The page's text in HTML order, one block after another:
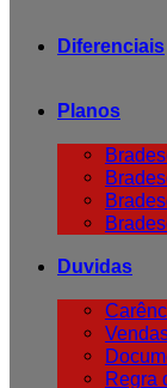
Diferenciais
Planos
Duvidas
Regra